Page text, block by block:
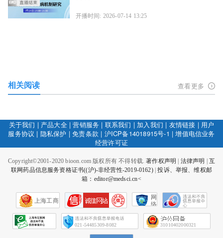
开播时间: 2026-07-14 13:25
相关阅读 查看更多
关于我们 | 产品大全|营销服务 | 联系我们 | 加入我们 | 友情链接 | 用户
服务协议 | 隐私保护 |免责条款 | 沪ICP备14018915号-1 |增值电信业务
经营许可证
Copyright©2001-2020 bioon.com 版权所有 不得转载.著作权声明 | 法律声明 | 互
联网药品信息服务资格证书((沪)-非经营性-2019-0162)|投诉、举报、维权邮
箱：editor@medsci.cn<
上海工商
网
络
会
征
021-54485309-8082 31010402000321